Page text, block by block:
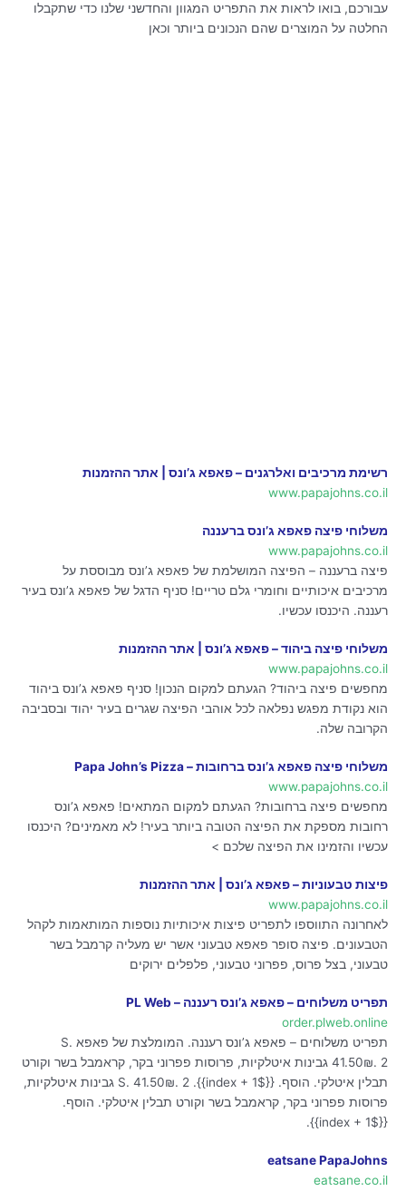
עבורכם, בואו לראות את התפריט המגוון והחדשני שלנו כדי שתקבלו
החלטה על המוצרים שהם הנכונים ביותר וכאן
רשימת מרכיבים ואלרגנים – פאפא ג’ונס | אתר ההזמנות
www.papajohns.co.il
משלוחי פיצה פאפא ג’ונס ברעננה
www.papajohns.co.il
פיצה ברעננה – הפיצה המושלמת של פאפא ג’ונס מבוססת על
מרכיבים איכותיים וחומרי גלם טריים! סניף הדגל של פאפא ג’ונס בעיר
רעננה. היכנסו עכשיו.
משלוחי פיצה ביהוד – פאפא ג’ונס | אתר ההזמנות
www.papajohns.co.il
מחפשים פיצה ביהוד? הגעתם למקום הנכון! סניף פאפא ג’ונס ביהוד
הוא נקודת מפגש נפלאה לכל אוהבי הפיצה שגרים בעיר יהוד ובסביבה
הקרובה שלה.
משלוחי פיצה פאפא ג’ונס ברחובות – Papa John’s Pizza
www.papajohns.co.il
מחפשים פיצה ברחובות? הגעתם למקום המתאים! פאפא ג’ונס
רחובות מספקת את הפיצה הטובה ביותר בעיר! לא מאמינים? היכנסו
עכשיו והזמינו את הפיצה שלכם >
פיצות טבעוניות – פאפא ג’ונס | אתר ההזמנות
www.papajohns.co.il
לאחרונה התווספו לתפריט פיצות איכותיות נוספות המותאמות לקהל
הטבעונים. פיצה סופר פאפא טבעוני אשר יש מעליה קרמבל בשר
טבעוני, בצל פרוס, פפרוני טבעוני, פלפלים ירוקים
תפריט משלוחים – פאפא ג’ונס רעננה – PL Web
order.plweb.online
תפריט משלוחים – פאפא ג’ונס רעננה. המומלצת של פאפא S.
41.50₪. 2 גבינות איטלקיות, פרוסות פפרוני בקר, קראמבל בשר וקורט
תבלין איטלקי. הוסף. {{$index + 1}}. S. 41.50₪. 2 גבינות איטלקיות,
פרוסות פפרוני בקר, קראמבל בשר וקורט תבלין איטלקי. הוסף.
{{$index + 1}}.
eatsane PapaJohns
eatsane.co.il